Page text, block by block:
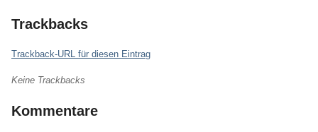
Trackbacks
Trackback-URL für diesen Eintrag
Keine Trackbacks
Kommentare